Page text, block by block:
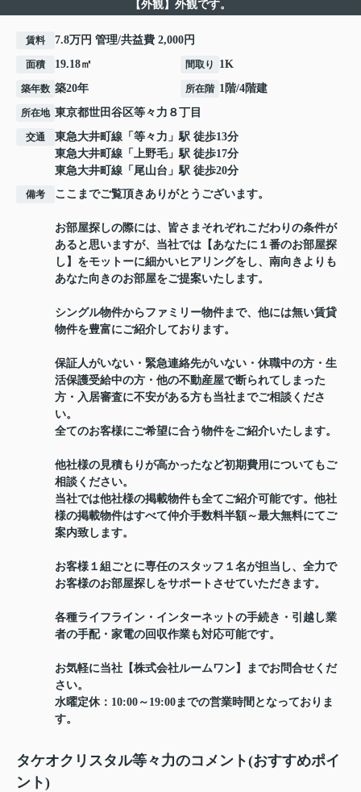
【外観】外観です。
賃料 7.8万円 管理/共益費 2,000円
面積 19.18㎡ 間取り 1K
築年数 築20年 所在階 1階/4階建
所在地 東京都世田谷区等々力 ８丁目
交通 東急大井町線 「 等々力 」駅 徒歩13分
東急大井町線 「 上野毛」駅 徒歩17分
東急大井町線 「 尾山台 」駅 徒歩20分
備考 ここまでご覧頂きありがとうございます。
お部屋探しの際には、皆さまそれぞれこだわりの条件が
あると思いますが、当社では【あなたに１番のお部屋探
し】をモットーに細かいヒアリングをし、南向きよりも
あなた向きのお部屋をご提案いたします。
シングル物件からファミリー物件まで、他には無い賃貸
物件を豊富にご紹介しております。
保証人がいない・緊急連絡先がいない・休職中の方・生
活保護受給中の方・他の不動産屋で断られてしまった
方・入居審査に不安がある方も当社までご相談くださ
い。
全てのお客様にご希望に合う物件をご紹介いたします。
他社様の見積もりが高かったなど初期費用についてもご
相談ください。
当社では他社様の掲載物件も全てご紹介可能です。他社
様の掲載物件はすべて仲介手数料半額～最大無料にてご
案内致します。
お客様１組ごとに専任のスタッフ１名が担当し、全力で
お客様のお部屋探しをサポートさせていただきます。
各種ライフライン・インターネットの手続き・引越し業
者の手配・家電の回収作業も対応可能です。
お気軽に当社【株式会社ルームワン】までお問合せくだ
さい。
水曜定休：10:00～19:00までの営業時間となっておりま
す。
タケオクリスタル等々力のコメント(おすすめポイ
ント)